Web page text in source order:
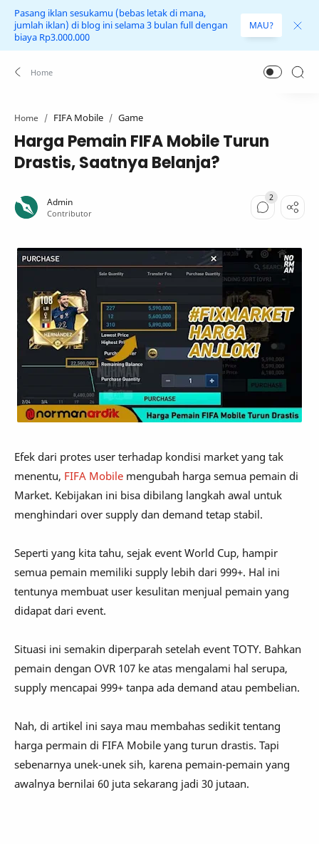
Pasang iklan sesukamu (bebas letak di mana,
jumlah iklan) di blog ini selama 3 bulan full dengan
biaya Rp3.000.000
MAU?
Home FIFA Mobile Game
Harga Pemain FIFA Mobile Turun
Drastis, Saatnya Belanja?
Efek dari protes user terhadap kondisi market yang tak
menentu, FIFA Mobile mengubah harga semua pemain di
Market. Kebijakan ini bisa dibilang langkah awal untuk
menghindari over supply dan demand tetap stabil.
Seperti yang kita tahu, sejak event World Cup, hampir
semua pemain memiliki supply lebih dari 999+. Hal ini
tentunya membuat user kesulitan menjual pemain yang
didapat dari event.
Situasi ini semakin diperparah setelah event TOTY. Bahkan
pemain dengan OVR 107 ke atas mengalami hal serupa,
supply mencapai 999+ tanpa ada demand atau pembelian.
Nah, di artikel ini saya mau membahas sedikit tentang
harga permain di FIFA Mobile yang turun drastis. Tapi
sebenarnya unek-unek sih, karena pemain-pemain yang
awalnya bernilai 60 juta sekarang jadi 30 jutaan.